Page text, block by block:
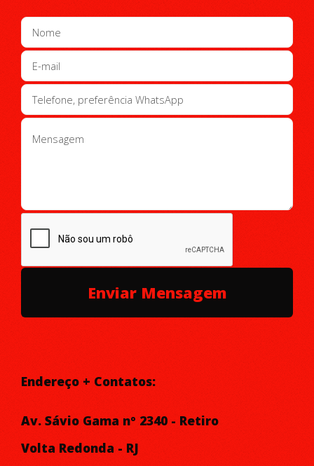
Endereço + Contatos:
Av. Sávio Gama nº 2340 - Retiro
Volta Redonda - RJ